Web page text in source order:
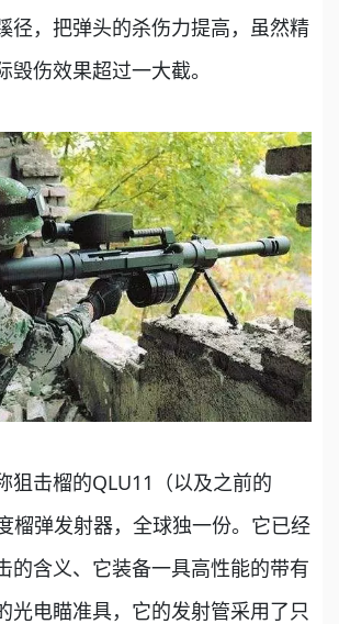
径，把弹头的杀伤力提高，虽然精
毁伤效果超过一大截。
击榴的QLU11（以及之前的
榴弹发射器，全球独一份。它已经
的含义、它装备一具高性能的带有
光电瞄准具，它的发射管采用了只